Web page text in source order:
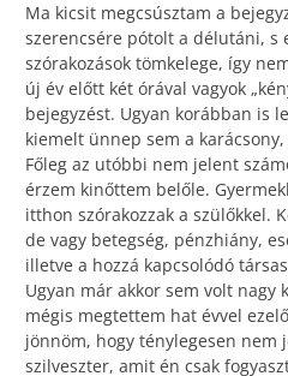
Ma kicsit megcsúsztam a
szerencsére pótolt a délutáni, s
szórakozások tömkelege, így
új év előtt két órával vagyok
bejegyzést. Ugyan korábban is
kiemelt ünnep sem a
Főleg az utóbbi nem jelent
érzem kinőttem belőle.
itthon szórakozzak a szülőkkel.
de vagy betegség, pénzhiány,
illetve a hozzá kapcsolódó
Ugyan már akkor sem volt nagy
mégis megtettem hat évvel
jönnöm, hogy ténylegesen nem
szilveszter, amit én csak